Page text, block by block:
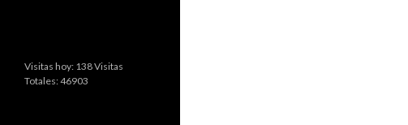
Visitas hoy: 138 Visitas
Totales: 46903